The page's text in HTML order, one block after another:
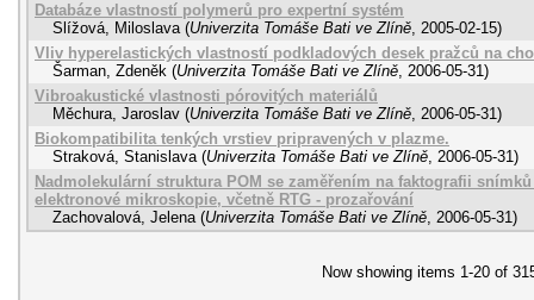
Databáze vlastností polymerů pro expertní systém
Slížová, Miloslava (Univerzita Tomáše Bati ve Zlíně, 2005-02-15)
Vliv hyperelastických vlastností podkladových desek pražců na
Šarman, Zdeněk (Univerzita Tomáše Bati ve Zlíně, 2006-05-31)
Vibroakustické vlastnosti pórovitých materiálů
Měchura, Jaroslav (Univerzita Tomáše Bati ve Zlíně, 2006-05-31)
Biokompatibilita tenkých vrstiev pripravených v plazme.
Straková, Stanislava (Univerzita Tomáše Bati ve Zlíně, 2006-05-31)
Nadmolekulární struktura POM se zaměřením na faktografii
elektronové mikroskopie, včetně RTG - prozařování
Zachovalová, Jelena (Univerzita Tomáše Bati ve Zlíně, 2006-05-31)
Now showing items 1-20 of